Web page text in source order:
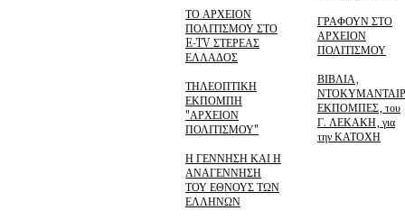
ΤΟ ΑΡΧΕΙΟΝ
ΠΟΛΙΤΙΣΜΟΥ ΣΤΟ
E-TV ΣΤΕΡΕΑΣ
ΕΛΛΑΔΟΣ
ΤΗΛΕΟΠΤΙΚΗ
ΕΚΠΟΜΠΗ
"ΑΡΧΕΙΟΝ
ΠΟΛΙΤΙΣΜΟΥ"
Η ΓΕΝΝΗΣΗ ΚΑΙ Η
ΑΝΑΓΕΝΝΗΣΗ
ΤΟΥ ΕΘΝΟΥΣ ΤΩΝ
ΕΛΛΗΝΩΝ
ΓΡΑΦΟΥΝ ΣΤΟ
ΑΡΧΕΙΟΝ
ΠΟΛΙΤΙΣΜΟΥ
ΒΙΒΛΙΑ,
ΕΚΠΟΜΠΕΣ, του
Γ. ΛΕΚΑΚΗ, για
την ΚΑΤΟΧΗ